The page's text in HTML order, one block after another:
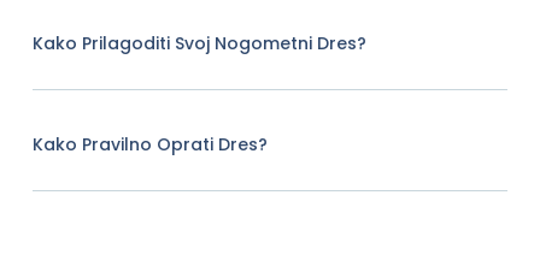
Kako Prilagoditi Svoj Nogometni Dres?
Kako Pravilno Oprati Dres?